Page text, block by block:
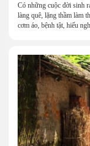
Có những cuộc đời sinh
làng quê, lặng thầm làm
cơm áo, bệnh tật, hiếu
một mái nhà bằng lòng
nghèo đến đâu, cũng